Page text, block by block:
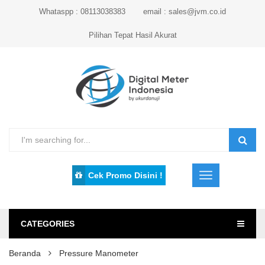
Whataspp : 08113038383 email : sales@jvm.co.id
Pilihan Tepat Hasil Akurat
Cek Promo Disini !
CATEGORIES
Beranda Pressure Manometer